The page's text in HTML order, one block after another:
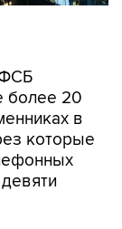
ФСБ
более 20
в
которые